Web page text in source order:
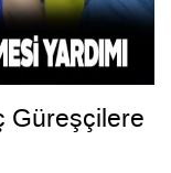
Güreşçilere